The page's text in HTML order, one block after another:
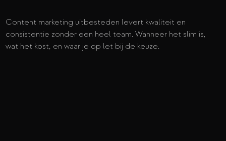
Content marketing uitbesteden levert kwaliteit en
consistentie zonder een heel team. Wanneer het slim is,
wat het kost, en waar je op let bij de keuze.